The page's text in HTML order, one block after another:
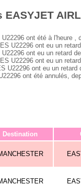
ont été à l'heure ,
U22296 ont eu un
ont eu un retard
U22296 ont eu un
U22296 ont eu un
ont été annulés,
Destination